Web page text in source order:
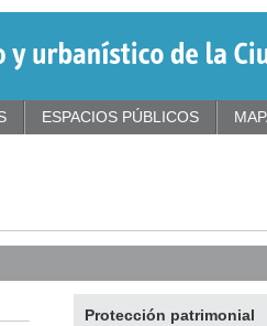
Protección patrimonial
ESPACIOS PÚBLICOS